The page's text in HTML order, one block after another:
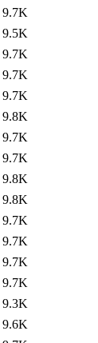
9.7K
9.5K
9.7K
9.7K
9.7K
9.8K
9.7K
9.7K
9.8K
9.8K
9.7K
9.7K
9.7K
9.7K
9.3K
9.6K